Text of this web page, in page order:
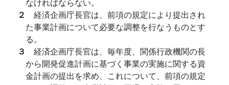
２ 経済企画庁長官は、前項の規定により提出され
た事業計画について必要な調整を行なうものとす
る。
３ 経済企画庁長官は、毎年度、関係行政機関の長
から開発促進計画に基づく事業の実施に関する資
金計画の提出を求め、これについて、前項の規定